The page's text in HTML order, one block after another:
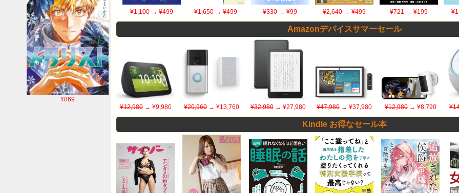
¥869
¥1,100→ ¥499 ¥1,650 → ¥499 ¥330 → ¥99 ¥2,640 → ¥499 ¥721→ ¥199
Amazonデバイスサマーセール
¥12,980→ ¥9,980 ¥20,960→ ¥13,760 ¥32,980→ ¥27,980 ¥47,980→ ¥37,980 ¥12,980→ ¥8,790
Kindle お得なセール本